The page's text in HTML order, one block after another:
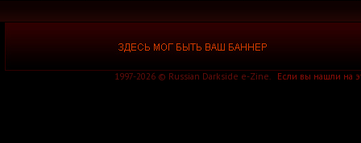
1997-2026 © Russian Darkside e-Zine. Если вы нашли на